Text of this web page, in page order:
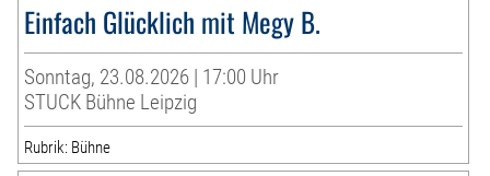
Einfach Glücklich mit Megy B.
Sonntag, 23.08.2026 | 17:00 Uhr
STUCK Bühne Leipzig
Rubrik: Bühne